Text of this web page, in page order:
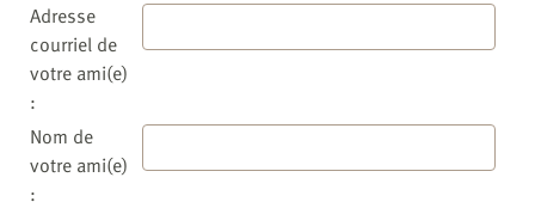
Adresse
courriel de
votre ami(e)
:
Nom de
votre ami(e)
: